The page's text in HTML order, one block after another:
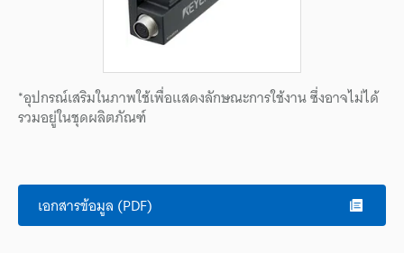
*อุปกรณ์เสริมในภาพใช้เพื่อแสดงลักษณะการใช้งาน ซึ่งอาจไม่ได้
รวมอยู่ในชุดผลิตภัณฑ์
เอกสารข้อมูล (PDF)